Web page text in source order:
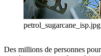
petrol_sugarcane_isp.jpg
Des millions de personnes